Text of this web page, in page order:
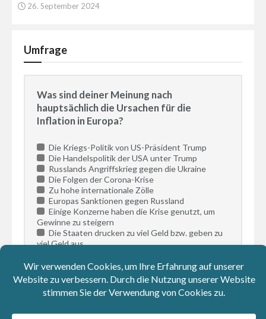
26. September 2024
Umfrage
Was sind deiner Meinung nach
hauptsächlich die Ursachen für die
Inflation in Europa?
Die Kriegs-Politik von US-Präsident Trump
Die Handelspolitik der USA unter Trump
Russlands Angriffskrieg gegen die Ukraine
Die Folgen der Corona-Krise
Zu hohe internationale Zölle
Europas Sanktionen gegen Russland
Einige Konzerne haben die Krise genutzt, um
Gewinne zu steigern
Die Staaten drucken zu viel Geld bzw. geben zu
viel Geld aus
Die europäische Politik
Ergebnisse
(maximal 5
Antwortmöglichkeiten)